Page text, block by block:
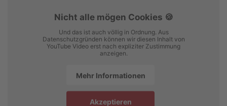
Nicht alle mögen Cookies 🍪
Und das ist auch völlig in Ordnung. Aus
Datenschutzgründen können wir diesen Inhalt von
YouTube Video erst nach expliziter Zustimmung
anzeigen.
Mehr Informationen
Akzeptieren